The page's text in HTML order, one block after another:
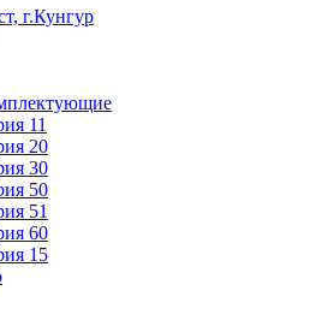
г.Кунгур
11
20
30
50
51
60
15